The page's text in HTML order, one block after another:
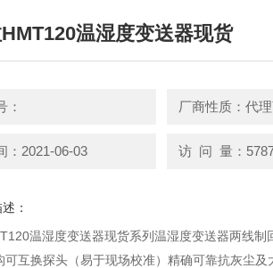
温湿度变送器现货
： 厂商性质：代
：2021-06-03 访 问 量：
：
温湿度变送器现货系列温湿度变送器两线制
可互换探头（易于现场校准）精确可靠抗灰尘及